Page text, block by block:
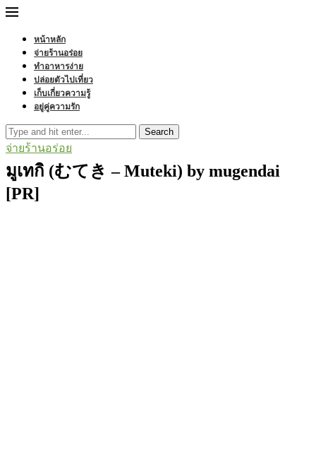
หน้าหลัก
จ่ายร้านอร่อย
ทำอาหารง่าย
ปล่อยตัวไปเที่ยว
เก็บเกี่ยวความรู้
อยู่คู่ความรัก
Search
จ่ายร้านอร่อย
มูเทกิ (むてき – Muteki) by mugendai
[PR]